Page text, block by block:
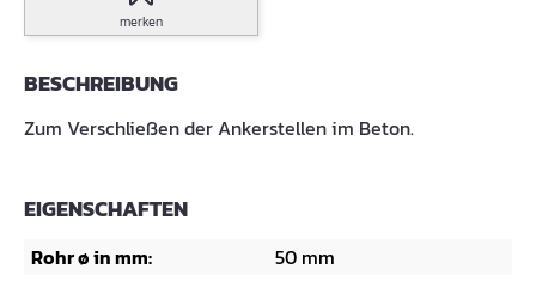
merken
BESCHREIBUNG
Zum Verschließen der Ankerstellen im Beton.
EIGENSCHAFTEN
Rohr ø in mm: 50 mm